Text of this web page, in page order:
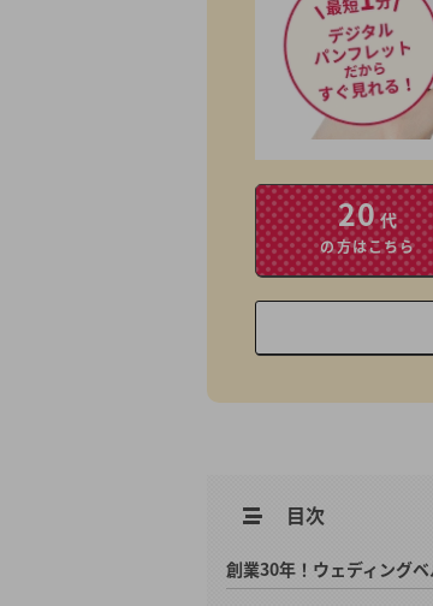
20代
の方はこちら
目次
創業30年！ウェディング